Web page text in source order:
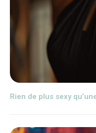
Rien de plus sexy